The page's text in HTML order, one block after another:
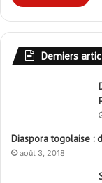
Derniers
Diaspora togolaise :
août 3, 2018